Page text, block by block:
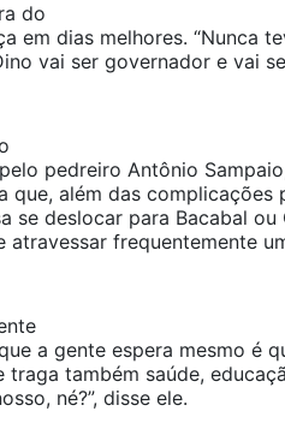
do
em dias melhores. “Nunca
vai ser governador e vai
pedreiro Antônio
que, além das complicações
se deslocar para Bacabal ou
frequentemente
a gente espera mesmo é
também saúde,
né?”, disse ele.